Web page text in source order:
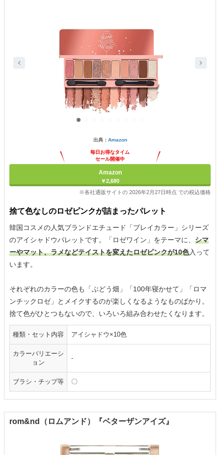
出典： Amazon
毎日お得なタイム
セール開催中
Amazon
￥2,680
※各社通販サイトの 2026年2月27日時点 での税込価格
捨て色なしのロゼピンクが詰まったパレット
韓国コスメの人気ブランドエチュード「プレイカラー」シリーズ
のアイシャドウパレットです。「ロゼワイン」をテーマに、 シマ
ーやマット、ラメなどテイストを変えたロゼピンクが10色入って
います。
それぞれのカラーの色も「ぶどう畑」「100年寝かせて」「ロマ
ンチックロゼ」とメイクするのが楽しくなるようなものばかり。
捨て色がひとつもないので、いろいろ組み合わせたくなります。
種類・セット内容 アイシャドウ×10色
カラーバリエーシ
ョン
-
ブラシ・チップ等 〇
rom&nd（ロムアンド）『ベターザンアイズ』